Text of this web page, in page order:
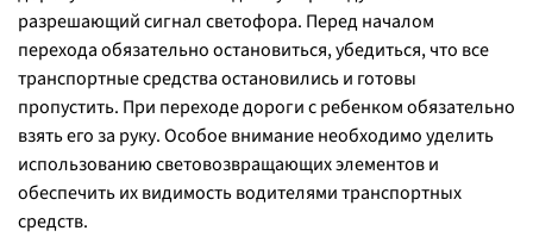
разрешающий сигнал светофора. Перед началом
перехода обязательно остановиться, убедиться, что все
транспортные средства остановились и готовы
пропустить. При переходе дороги с ребенком обязательно
взять его за руку. Особое внимание необходимо уделить
использованию световозвращающих элементов и
обеспечить их видимость водителями транспортных
средств.